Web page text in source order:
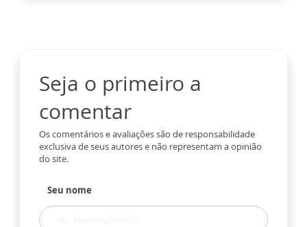
Seja o primeiro a
comentar
Os comentários e avaliações são de responsabilidade
exclusiva de seus autores e não representam a opinião
do site.
Seu nome